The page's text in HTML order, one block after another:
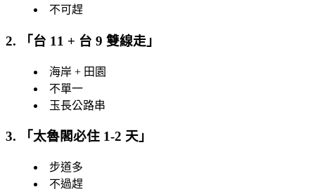
不可趕
2. 「 台 11 + 台 9 雙線走 」
海岸 + 田園
不單一
玉長公路串
3. 「 太魯閣必住 1-2 天 」
步道多
不過趕